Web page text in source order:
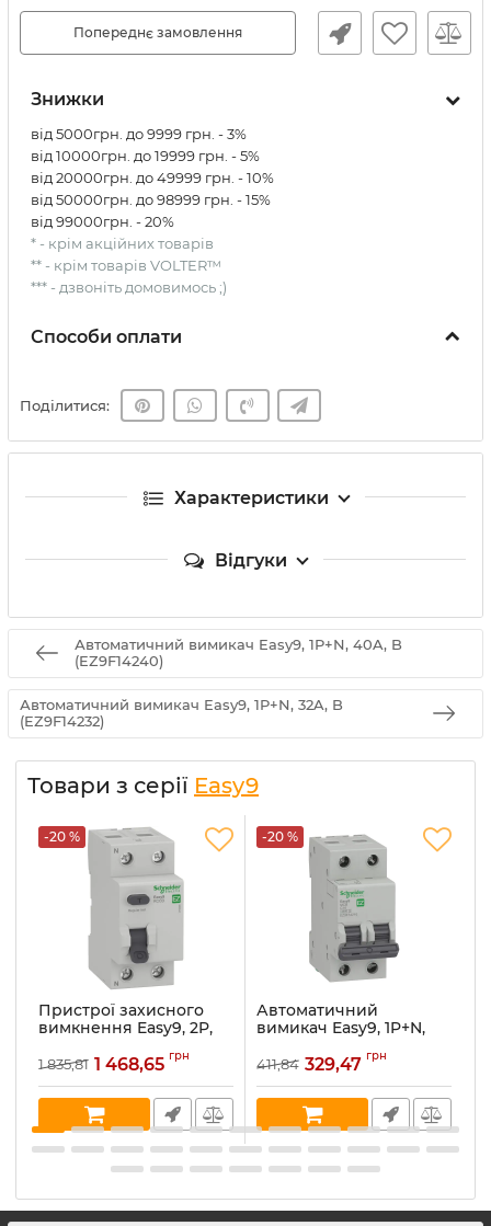
Попереднє замовлення
Знижки
від 5000грн. до 9999 грн. - 3%
від 10000грн. до 19999 грн. - 5%
від 20000грн. до 49999 грн. - 10%
від 50000грн. до 98999 грн. - 15%
від 99000грн. - 20%
* - крім акційних товарів
** - крім товарів VOLTER™
*** - дзвоніть домовимось ;)
Способи оплати
Поділитися:
Характеристики
Відгуки
Автоматичний вимикач Easy9, 1P+N, 40A, B
(EZ9F14240)
Автоматичний вимикач Easy9, 1P+N, 32A, B
(EZ9F14232)
Товари з серії Easy9
-20 %
Пристрої захисного
вимкнення Easy9, 2P,
(EZ9R64263)
Артикул:EZ9R64263
В наявності:
1 835,81 1 468,65 грн
-20 %
Автоматичний
вимикач Easy9, 1P+N,
Артикул:EZ9F34216
В наявності:2
411,84 329,47 грн